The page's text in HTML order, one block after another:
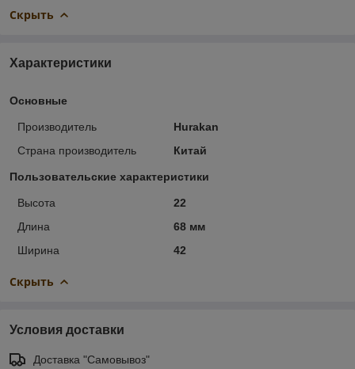
Скрыть
Характеристики
Основные
Производитель
Hurakan
Страна производитель
Китай
Пользовательские характеристики
Высота
22
Длина
68 мм
Ширина
42
Скрыть
Условия доставки
Доставка "Самовывоз"